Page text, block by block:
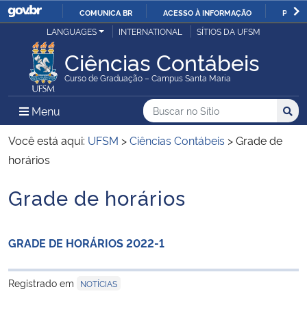
IR
O
COMUNICA BR ACESSO À INFORMAÇÃO
Ministério da Justiça e Segurança Pública
Ministério da Defesa
Ministério das Relações Exteriores
Ministério da Infraestrutura
Ministério da Agricultura, Pecuária e Abastecimento
Ministério da Educação
LANGUAGES INTERNATIONAL SÍTIOS DA UFSM
Ciências Contábeis
Curso de Graduação – Campus Santa Maria
Menu Menu Principal do Sítio
Busca
Buscar no no Sítio
Busca:
Você está aqui: UFSM >Ciências Contábeis >Grade de
horários
Início do conteúdo
Grade de horários
GRADE DE HORÁRIOS 2022-1
Registrado em NOTÍCIAS